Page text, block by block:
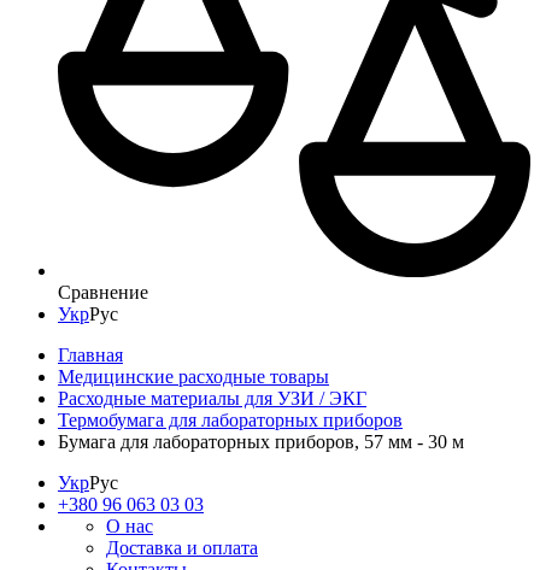
Сравнение
УкрРус
Главная
Медицинские расходные товары
Расходные материалы для УЗИ / ЭКГ
Термобумага для лабораторных приборов
Бумага для лабораторных приборов, 57 мм - 30 м
УкрРус
+380 96 063 03 03
О нас
Доставка и оплата